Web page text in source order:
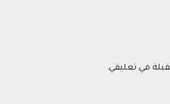
في تعليقي.